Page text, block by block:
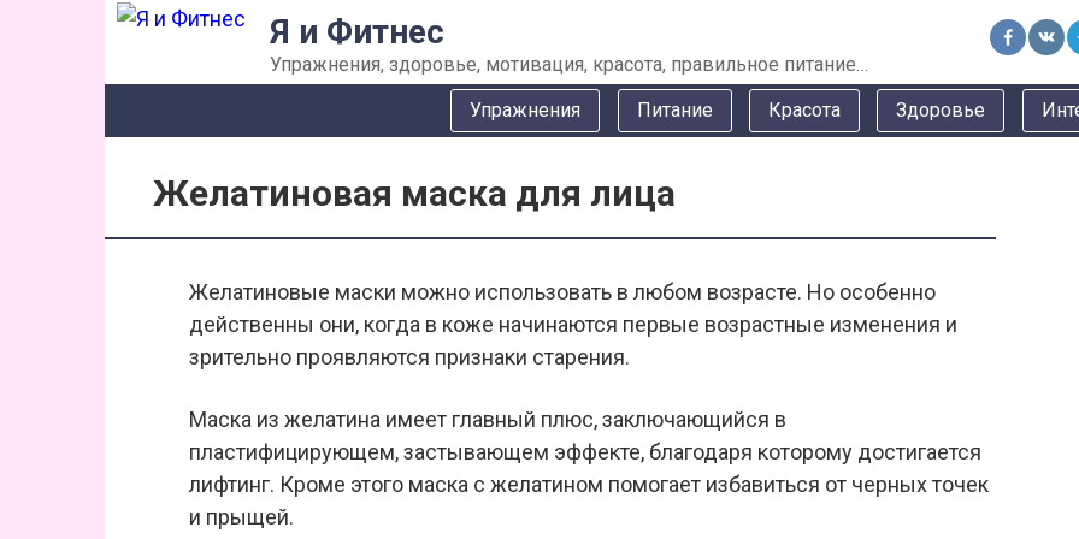
Я и Фитнес
Упражнения, здоровье, мотивация, красота, правильное питание…
Упражнения Питание Красота Здоровье
Желатиновая маска для лица
Желатиновые маски можно использовать в любом возрасте. Но особенно
действенны они, когда в коже начинаются первые возрастные изменения и
зрительно проявляются признаки старения.
Маска из желатина имеет главный плюс, заключающийся в
пластифицирующем, застывающем эффекте, благодаря которому достигается
лифтинг. Кроме этого маска с желатином помогает избавиться от черных точек
и прыщей.